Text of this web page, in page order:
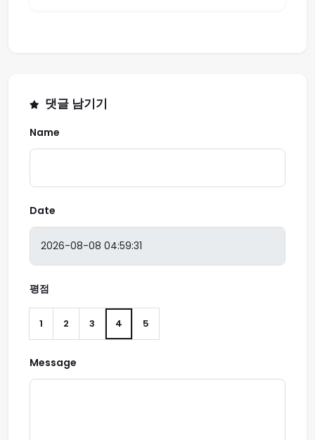
댓글 남기기
Name
Date
평점
1 2 3 4 5
Message